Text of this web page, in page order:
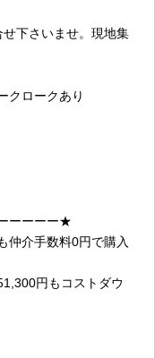
せ下さいませ。現地集
クロークあり
ーーーー★
仲介手数料0円で購入
円もコストダウ